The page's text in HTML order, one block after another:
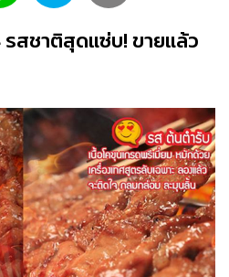
รสชาติสุดแซ่บ! ขายแล้ว